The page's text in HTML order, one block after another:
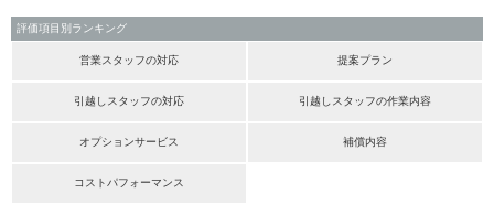
評価項目別ランキング
営業スタッフの対応 提案プラン
引越しスタッフの対応 引越しスタッフの作業内容
オプションサービス 補償内容
コストパフォーマンス